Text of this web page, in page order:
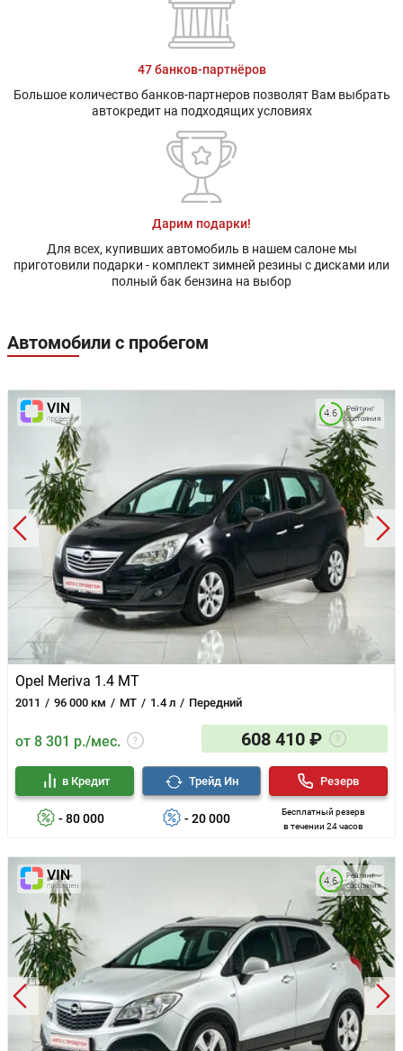
47 банков-партнёров
Большое количество банков-партнеров позволят Вам выбрать
автокредит на подходящих условиях
Дарим подарки!
Для всех, купивших автомобиль в нашем салоне мы
приготовили подарки - комплект зимней резины с дисками или
полный бак бензина на выбор
Автомобили с пробегом
Opel Meriva 1.4 MT
2011 96 000 км MT 1.4 л Передний
Рейтинг
состояния
4.6
от 8 301 р./мес. 608 410 ₽
- 80 000
в Кредит
- 20 000
Трейд Ин
Бесплатный резерв
в течении 24 часов
Резерв
Рейтинг
состояния
4.6